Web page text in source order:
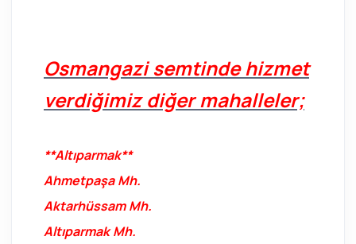
Osmangazi semtinde hizmet
verdiğimiz diğer mahalleler;
**Altıparmak**
Ahmetpaşa Mh.
Aktarhüssam Mh.
Altıparmak Mh.